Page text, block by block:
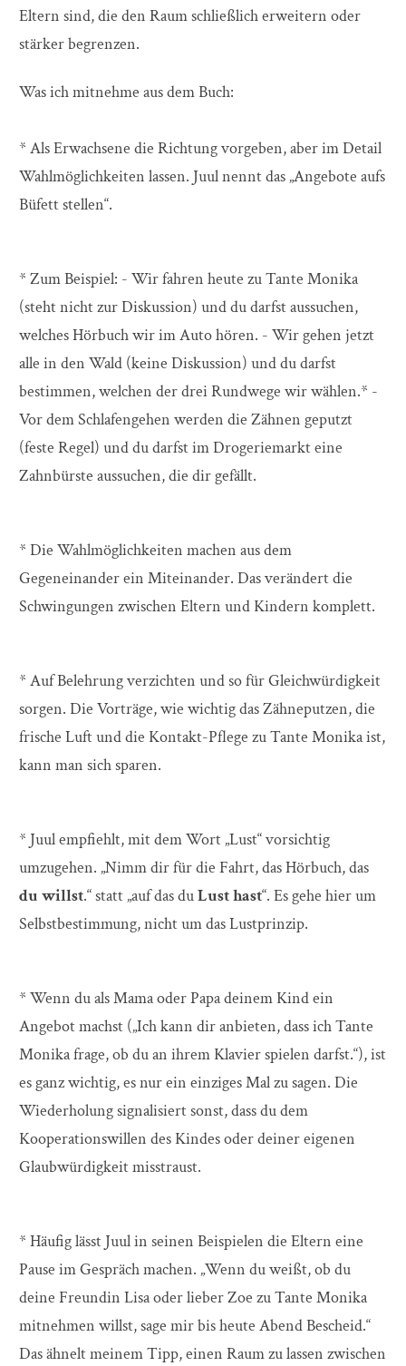
Eltern sind, die den Raum schließlich erweitern oder
stärker begrenzen.
Was ich mitnehme aus dem Buch:
* Als Erwachsene die Richtung vorgeben, aber im Detail
Wahlmöglichkeiten lassen. Juul nennt das „Angebote aufs
Büfett stellen“.
* Zum Beispiel: - Wir fahren heute zu Tante Monika
(steht nicht zur Diskussion) und du darfst aussuchen,
welches Hörbuch wir im Auto hören. - Wir gehen jetzt
alle in den Wald (keine Diskussion) und du darfst
bestimmen, welchen der drei Rundwege wir wählen.* -
Vor dem Schlafengehen werden die Zähnen geputzt
(feste Regel) und du darfst im Drogeriemarkt eine
Zahnbürste aussuchen, die dir gefällt.
* Die Wahlmöglichkeiten machen aus dem
Gegeneinander ein Miteinander. Das verändert die
Schwingungen zwischen Eltern und Kindern komplett.
* Auf Belehrung verzichten und so für Gleichwürdigkeit
sorgen. Die Vorträge, wie wichtig das Zähneputzen, die
frische Luft und die Kontakt-Pflege zu Tante Monika ist,
kann man sich sparen.
* Juul empfiehlt, mit dem Wort „Lust“ vorsichtig
umzugehen. „Nimm dir für die Fahrt, das Hörbuch, das
du willst.“ statt „auf das duLust hast“. Es gehe hier um
Selbstbestimmung, nicht um das Lustprinzip.
* Wenn du als Mama oder Papa deinem Kind ein
Angebot machst („Ich kann dir anbieten, dass ich Tante
Monika frage, ob du an ihrem Klavier spielen darfst.“), ist
es ganz wichtig, es nur ein einziges Mal zu sagen. Die
Wiederholung signalisiert sonst, dass du dem
Kooperationswillen des Kindes oder deiner eigenen
Glaubwürdigkeit misstraust.
* Häufig lässt Juul in seinen Beispielen die Eltern eine
Pause im Gespräch machen. „Wenn du weißt, ob du
deine Freundin Lisa oder lieber Zoe zu Tante Monika
mitnehmen willst, sage mir bis heute Abend Bescheid.“
Das ähnelt meinem Tipp, einen Raum zu lassen zwischen